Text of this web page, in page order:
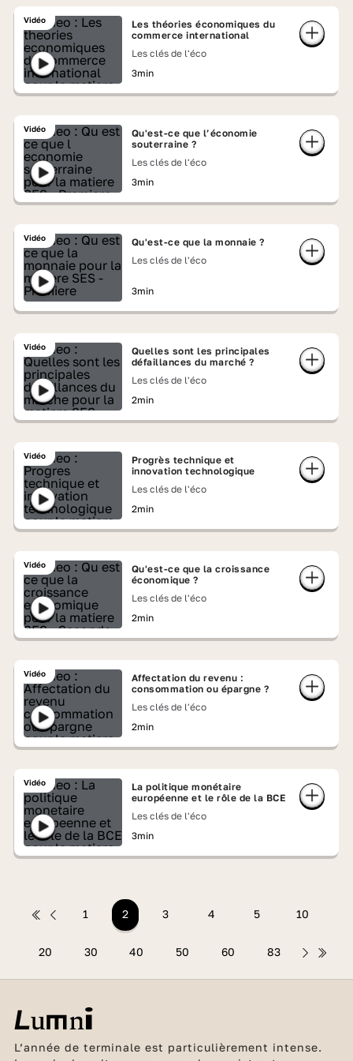
Vidéo
Les théories économiques du
commerce international
Les clés de l'éco
3min
Vidéo
Qu'est-ce que l’économie
souterraine ?
Les clés de l'éco
3min
Vidéo
Qu'est-ce que la monnaie ?
Les clés de l'éco
3min
Vidéo
Quelles sont les principales
défaillances du marché ?
Les clés de l'éco
2min
Vidéo
Progrès technique et
innovation technologique
Les clés de l'éco
2min
Vidéo
Qu'est-ce que la croissance
économique ?
Les clés de l'éco
2min
Vidéo
Affectation du revenu :
consommation ou épargne ?
Les clés de l'éco
2min
Vidéo
La politique monétaire
européenne et le rôle de la BCE
Les clés de l'éco
3min
1 2 3 4 5 10
20 30 40 50 60 83
L’année de terminale est particulièrement intense.